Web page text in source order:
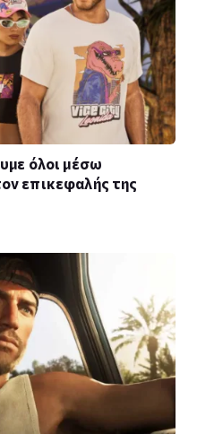
όλοι μέσω
επικεφαλής της